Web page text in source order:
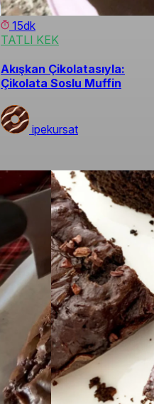
15dk
TATLI KEK
Akışkan Çikolatasıyla:
Çikolata Soslu Muffin
ipekursat